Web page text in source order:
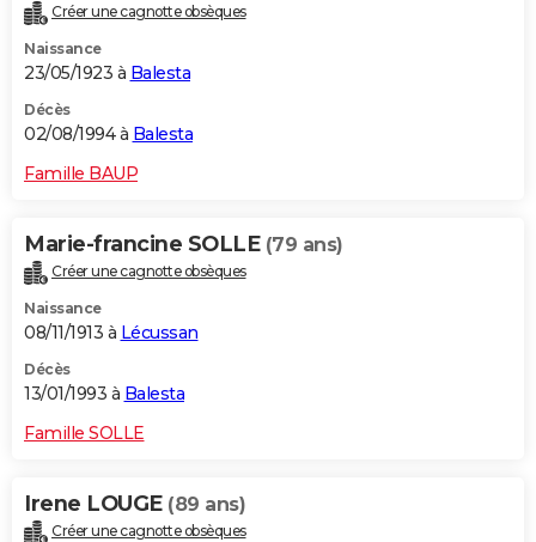
Créer une cagnotte obsèques
Naissance
23/05/1923 à Balesta
Décès
02/08/1994 à Balesta
Famille BAUP
Marie-francine SOLLE (79 ans)
Créer une cagnotte obsèques
Naissance
08/11/1913 à Lécussan
Décès
13/01/1993 à Balesta
Famille SOLLE
Irene LOUGE (89 ans)
Créer une cagnotte obsèques